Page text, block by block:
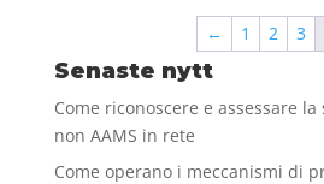
← 1 2 3
Senaste nytt
Come riconoscere e assessare
non AAMS in rete
Come operano i meccanismi di